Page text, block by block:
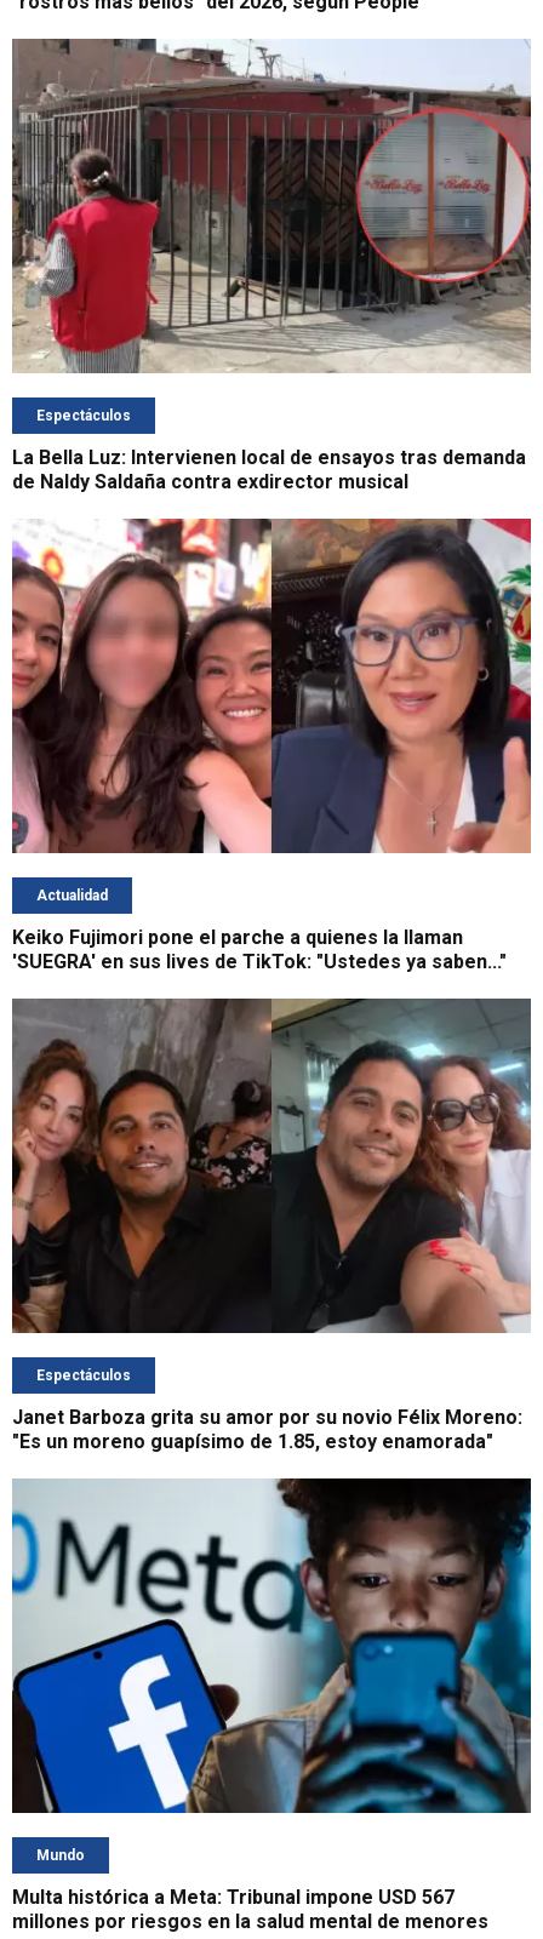
Espectáculos
La Bella Luz: Intervienen local de ensayos tras demanda
de Naldy Saldaña contra exdirector musical
Actualidad
Keiko Fujimori pone el parche a quienes la llaman
'SUEGRA' en sus lives de TikTok: "Ustedes ya saben..."
Espectáculos
Janet Barboza grita su amor por su novio Félix Moreno:
"Es un moreno guapísimo de 1.85, estoy enamorada"
Mundo
Multa histórica a Meta: Tribunal impone USD 567
millones por riesgos en la salud mental de menores